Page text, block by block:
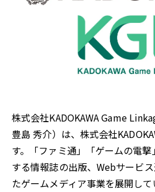
株式会社KADOKAWA Game
豊島 秀介）は、株式会社
す。「ファミ通」「ゲームの電
する情報誌の出版、Webサービ
たゲームメディア事業を展開し